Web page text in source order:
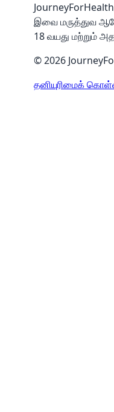
இவை மருத்துவ
18 வயது மற்றும்
© 2026
தனியுரிமைக்